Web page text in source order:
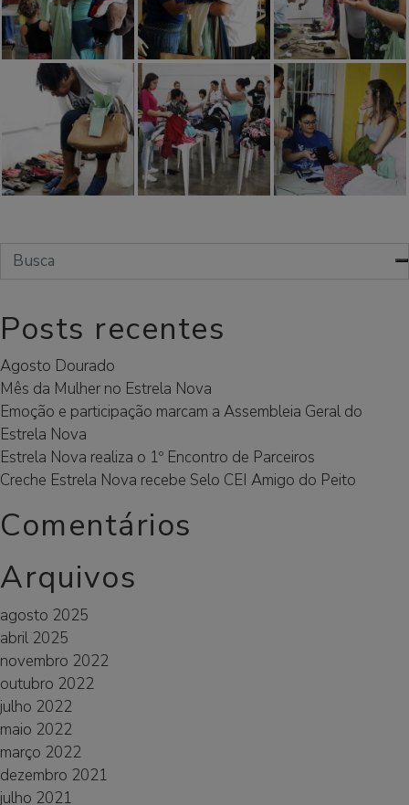
Posts recentes
Agosto Dourado
Mês da Mulher no Estrela Nova
Emoção e participação marcam a Assembleia Geral do
Estrela Nova
Estrela Nova realiza o 1º Encontro de Parceiros
Creche Estrela Nova recebe Selo CEI Amigo do Peito
Comentários
Arquivos
agosto 2025
abril 2025
novembro 2022
outubro 2022
julho 2022
maio 2022
março 2022
dezembro 2021
julho 2021